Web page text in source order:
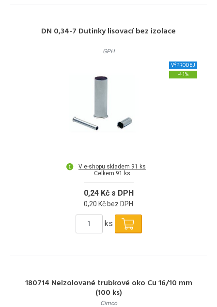
DN 0,34-7 Dutinky lisovací bez izolace
GPH
VÝPRODEJ
-41%
V e-shopu skladem 91 ks
Celkem 91 ks
0,24 Kč s DPH
0,20 Kč bez DPH
ks
180714 Neizolované trubkové oko Cu 16/10 mm
(100 ks)
Cimco